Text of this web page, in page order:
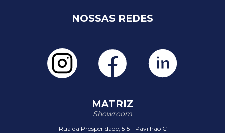
NOSSAS REDES
MATRIZ
Showroom
Rua da Prosperidade, 515 - Pavilhão C